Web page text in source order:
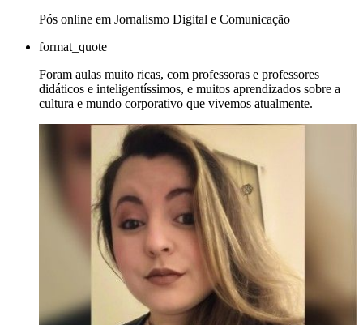
Pós online em Jornalismo Digital e Comunicação
format_quote
Foram aulas muito ricas, com professoras e professores
didáticos e inteligentíssimos, e muitos aprendizados sobre a
cultura e mundo corporativo que vivemos atualmente.